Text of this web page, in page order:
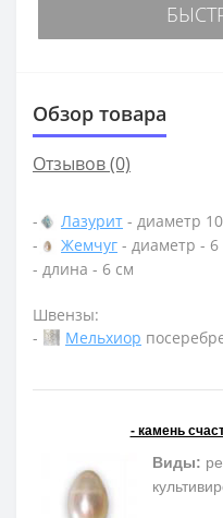
Обзор товара
Отзывов (0)
- Лазурит - диаметр
-
Жемчуг - диаметр -
- длина - 6 см
Швензы:
-
Мельхиор
- камень
Виды: